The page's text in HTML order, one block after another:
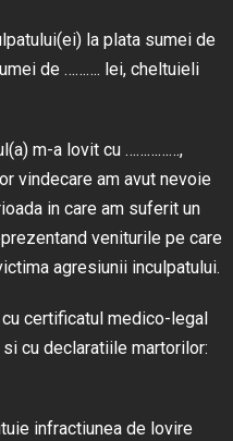
la plata sumei de
de ………. lei, cheltuieli
m-a lovit cu ……………,
vindecare am avut nevoie
in care am suferit un
veniturile pe care
agresiunii inculpatului.
certificatul medico-legal
cu declaratiile martorilor:
infractiunea de lovire